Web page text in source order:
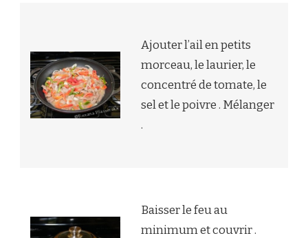
Ajouter l’ail en petits
morceau, le laurier, le
concentré de tomate, le
sel et le poivre . Mélanger
.
Baisser le feu au
minimum et couvrir .